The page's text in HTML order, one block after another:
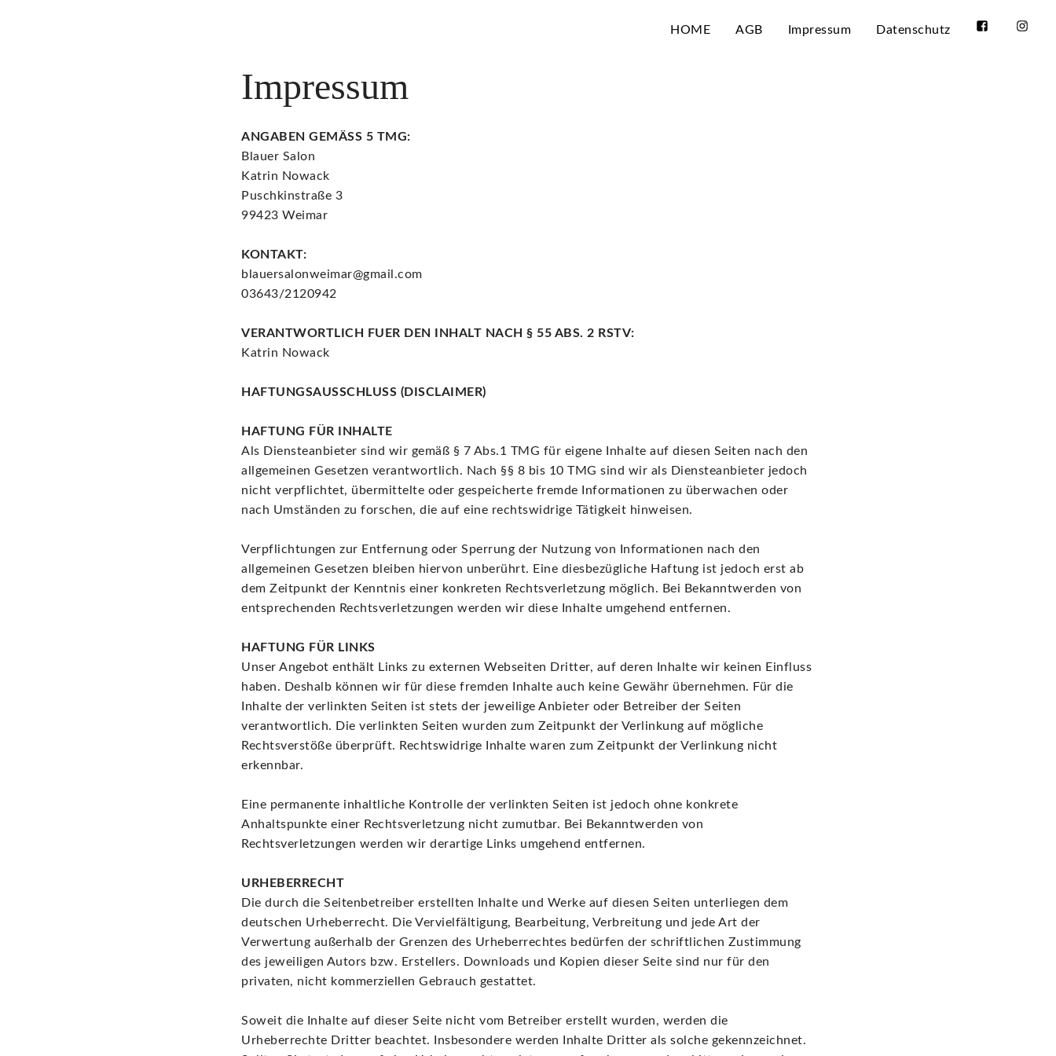
HOME AGB Impressum Datenschutz
Impressum
ANGABEN GEMÄSS 5 TMG:
Blauer Salon
Katrin Nowack
Puschkinstraße 3
99423 Weimar
KONTAKT:
blauersalonweimar@gmail.com
03643/2120942
VERANTWORTLICH FUER DEN INHALT NACH § 55 ABS. 2 RSTV:
Katrin Nowack
HAFTUNGSAUSSCHLUSS (DISCLAIMER)
HAFTUNG FÜR INHALTE
Als Diensteanbieter sind wir gemäß § 7 Abs.1 TMG für eigene Inhalte auf diesen Seiten nach den
allgemeinen Gesetzen verantwortlich. Nach §§ 8 bis 10 TMG sind wir als Diensteanbieter jedoch
nicht verpflichtet, übermittelte oder gespeicherte fremde Informationen zu überwachen oder
nach Umständen zu forschen, die auf eine rechtswidrige Tätigkeit hinweisen.
Verpflichtungen zur Entfernung oder Sperrung der Nutzung von Informationen nach den
allgemeinen Gesetzen bleiben hiervon unberührt. Eine diesbezügliche Haftung ist jedoch erst ab
dem Zeitpunkt der Kenntnis einer konkreten Rechtsverletzung möglich. Bei Bekanntwerden von
entsprechenden Rechtsverletzungen werden wir diese Inhalte umgehend entfernen.
HAFTUNG FÜR LINKS
Unser Angebot enthält Links zu externen Webseiten Dritter, auf deren Inhalte wir keinen Einfluss
haben. Deshalb können wir für diese fremden Inhalte auch keine Gewähr übernehmen. Für die
Inhalte der verlinkten Seiten ist stets der jeweilige Anbieter oder Betreiber der Seiten
verantwortlich. Die verlinkten Seiten wurden zum Zeitpunkt der Verlinkung auf mögliche
Rechtsverstöße überprüft. Rechtswidrige Inhalte waren zum Zeitpunkt der Verlinkung nicht
erkennbar.
Eine permanente inhaltliche Kontrolle der verlinkten Seiten ist jedoch ohne konkrete
Anhaltspunkte einer Rechtsverletzung nicht zumutbar. Bei Bekanntwerden von
Rechtsverletzungen werden wir derartige Links umgehend entfernen.
URHEBERRECHT
Die durch die Seitenbetreiber erstellten Inhalte und Werke auf diesen Seiten unterliegen dem
deutschen Urheberrecht. Die Vervielfältigung, Bearbeitung, Verbreitung und jede Art der
Verwertung außerhalb der Grenzen des Urheberrechtes bedürfen der schriftlichen Zustimmung
des jeweiligen Autors bzw. Erstellers. Downloads und Kopien dieser Seite sind nur für den
privaten, nicht kommerziellen Gebrauch gestattet.
Soweit die Inhalte auf dieser Seite nicht vom Betreiber erstellt wurden, werden die
Urheberrechte Dritter beachtet. Insbesondere werden Inhalte Dritter als solche gekennzeichnet.